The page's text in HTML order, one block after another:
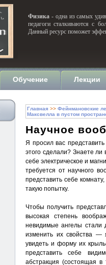
Физика - одна из самых
педагоги сталкиваются с
Данный ресурс поможет
Обучение Лекции
Главная >> Фейнмановские
Максвелла в пустом
Научное
Я просил вас
этого сделали? Знаете
себе электрическое и
требуется от научного
представить себе
такую попытку.
Чтобы получить
высокая степень
невидимые ангелы
изменить их свойства —
увидеть и форму их
представить себе
абстракция (состоящая